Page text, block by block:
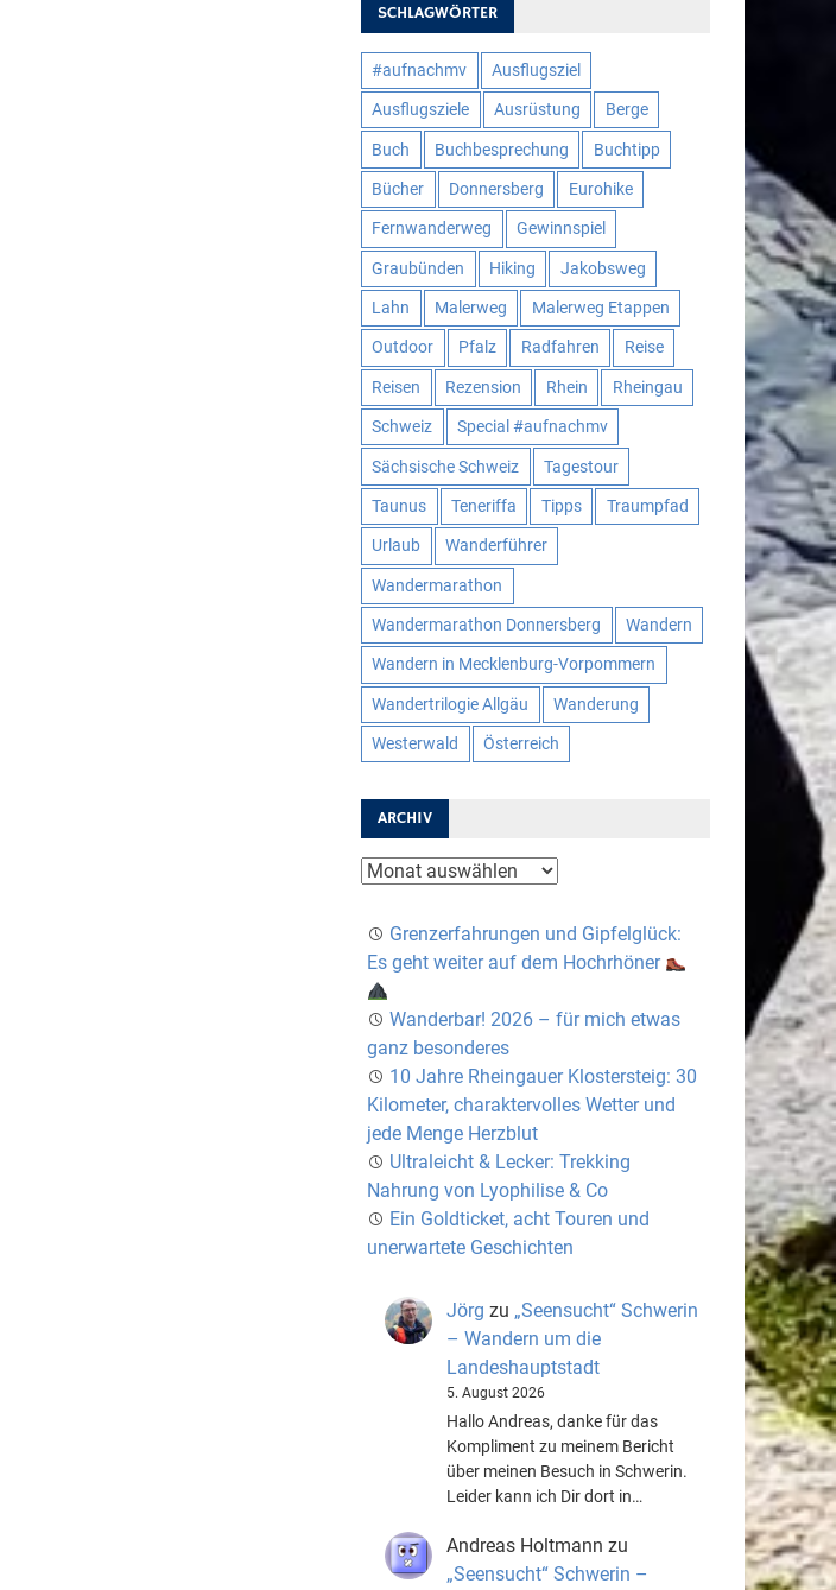
SCHLAGWÖRTER
#aufnachmv Ausflugsziel
Ausflugsziele Ausrüstung Berge
Buch Buchbesprechung Buchtipp
Bücher Donnersberg Eurohike
Fernwanderweg Gewinnspiel
Graubünden Hiking Jakobsweg
Lahn Malerweg Malerweg Etappen
Outdoor Pfalz Radfahren Reise
Reisen Rezension Rhein Rheingau
Schweiz Special #aufnachmv
Sächsische Schweiz Tagestour
Taunus Teneriffa Tipps Traumpfad
Urlaub Wanderführer
Wandermarathon
Wandermarathon Donnersberg Wandern
Wandern in Mecklenburg-Vorpommern
Wandertrilogie Allgäu Wanderung
Westerwald Österreich
ARCHIV
Archiv
Grenzerfahrungen und Gipfelglück:
Es geht weiter auf dem Hochrhöner
Wanderbar! 2026 – für mich etwas
ganz besonderes
10 Jahre Rheingauer Klostersteig: 30
Kilometer, charaktervolles Wetter und
jede Menge Herzblut
Ultraleicht & Lecker: Trekking
Nahrung von Lyophilise & Co
Ein Goldticket, acht Touren und
unerwartete Geschichten
Jörg zu „Seensucht“ Schwerin
– Wandern um die
Landeshauptstadt
5. August 2026
Hallo Andreas, danke für das
Kompliment zu meinem Bericht
über meinen Besuch in Schwerin.
Leider kann ich Dir dort in…
Andreas Holtmann zu
„Seensucht“ Schwerin –